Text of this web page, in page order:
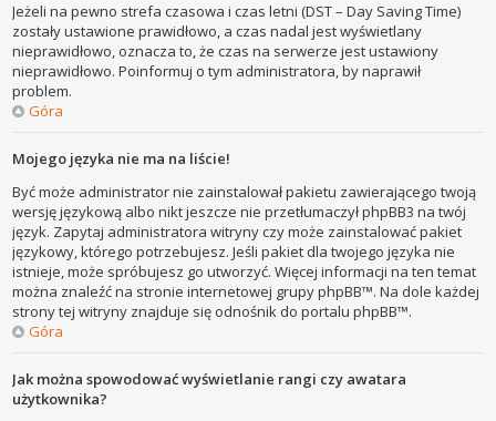
Jeżeli na pewno strefa czasowa i czas letni (DST – Day Saving Time)
zostały ustawione prawidłowo, a czas nadal jest wyświetlany
nieprawidłowo, oznacza to, że czas na serwerze jest ustawiony
nieprawidłowo. Poinformuj o tym administratora, by naprawił
problem.
Góra
Mojego języka nie ma na liście!
Być może administrator nie zainstalował pakietu zawierającego twoją
wersję językową albo nikt jeszcze nie przetłumaczył phpBB3 na twój
język. Zapytaj administratora witryny czy może zainstalować pakiet
językowy, którego potrzebujesz. Jeśli pakiet dla twojego języka nie
istnieje, może spróbujesz go utworzyć. Więcej informacji na ten temat
można znaleźć na stronie internetowej grupy phpBB™. Na dole każdej
strony tej witryny znajduje się odnośnik do portalu phpBB™.
Góra
Jak można spowodować wyświetlanie rangi czy awatara
użytkownika?